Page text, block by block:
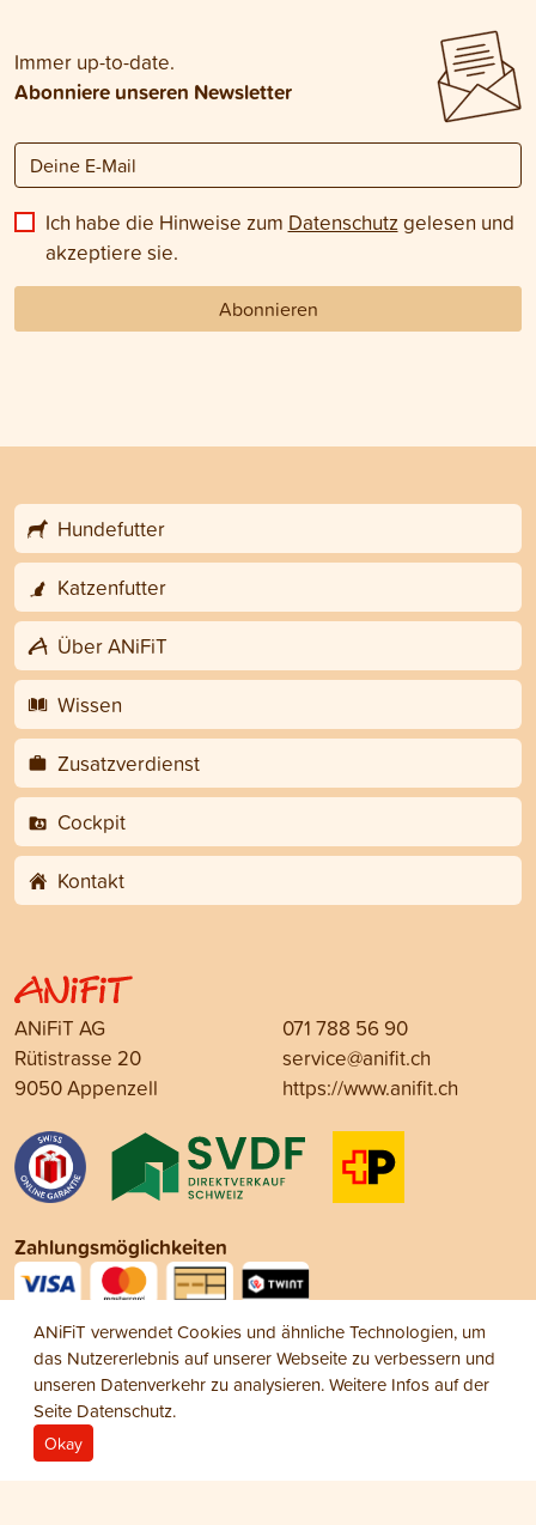
Immer up-to-date.
Abonniere unseren Newsletter
Ich habe die Hinweise zum Datenschutz gelesen und
akzeptiere sie.
Abonnieren
Hundefutter
Katzenfutter
Über ANiFiT
Wissen
Zusatzverdienst
Cockpit
Kontakt
ANiFiT AG
Rütistrasse 20
9050 Appenzell
071 788 56 90
service@anifit.ch
https://www.anifit.ch
Zahlungsmöglichkeiten
Social Media
ANiFiT verwendet Cookies und ähnliche Technologien, um
das Nutzererlebnis auf unserer Webseite zu verbessern und
unseren Datenverkehr zu analysieren. Weitere Infos auf der
Seite Datenschutz.
Okay